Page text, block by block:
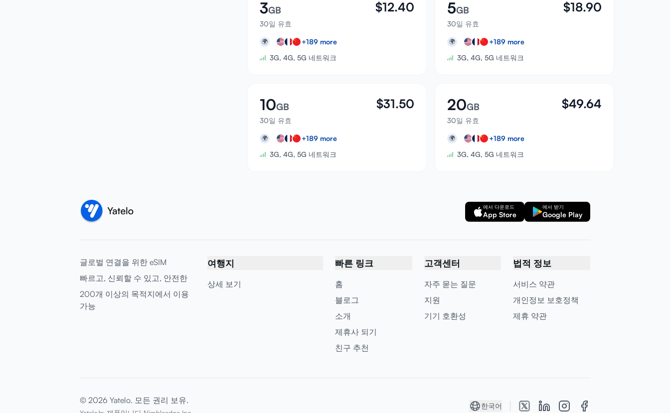
3GB
30일 유효
$12.40
🌍 +189 more
3G, 4G, 5G 네트워크
5GB
30일 유효
$18.90
🌍 +189 more
3G, 4G, 5G 네트워크
10GB
30일 유효
$31.50
🌍 +189 more
3G, 4G, 5G 네트워크
20GB
30일 유효
$49.64
🌍 +189 more
3G, 4G, 5G 네트워크
에서 다운로드
App Store
에서 받기
Google Play
글로벌 연결을 위한 eSIM
빠르고, 신뢰할 수 있고, 안전한
200개 이상의 목적지에서 이용
가능
여행지
상세 보기
빠른 링크
홈
블로그
소개
제휴사 되기
친구 추천
고객센터
자주 묻는 질문
지원
기기 호환성
법적 정보
서비스 약관
개인정보 보호정책
제휴 약관
© 2026 Yatelo. 모든 권리 보유.
한국어